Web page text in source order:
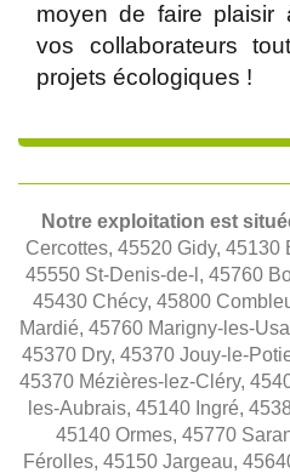
moyen de faire
vos collaborateurs
projets écologiques !
Notre exploitation est
Cercottes, 45520 Gidy,
45550 St-Denis-de-l, 45760
45430 Chécy, 45800
Mardié, 45760 Marigny-les-
45370 Dry, 45370 Jouy-le-
45370 Mézières-lez-Cléry,
les-Aubrais, 45140 Ingré,
45140 Ormes, 45770
Férolles, 45150 Jargeau,